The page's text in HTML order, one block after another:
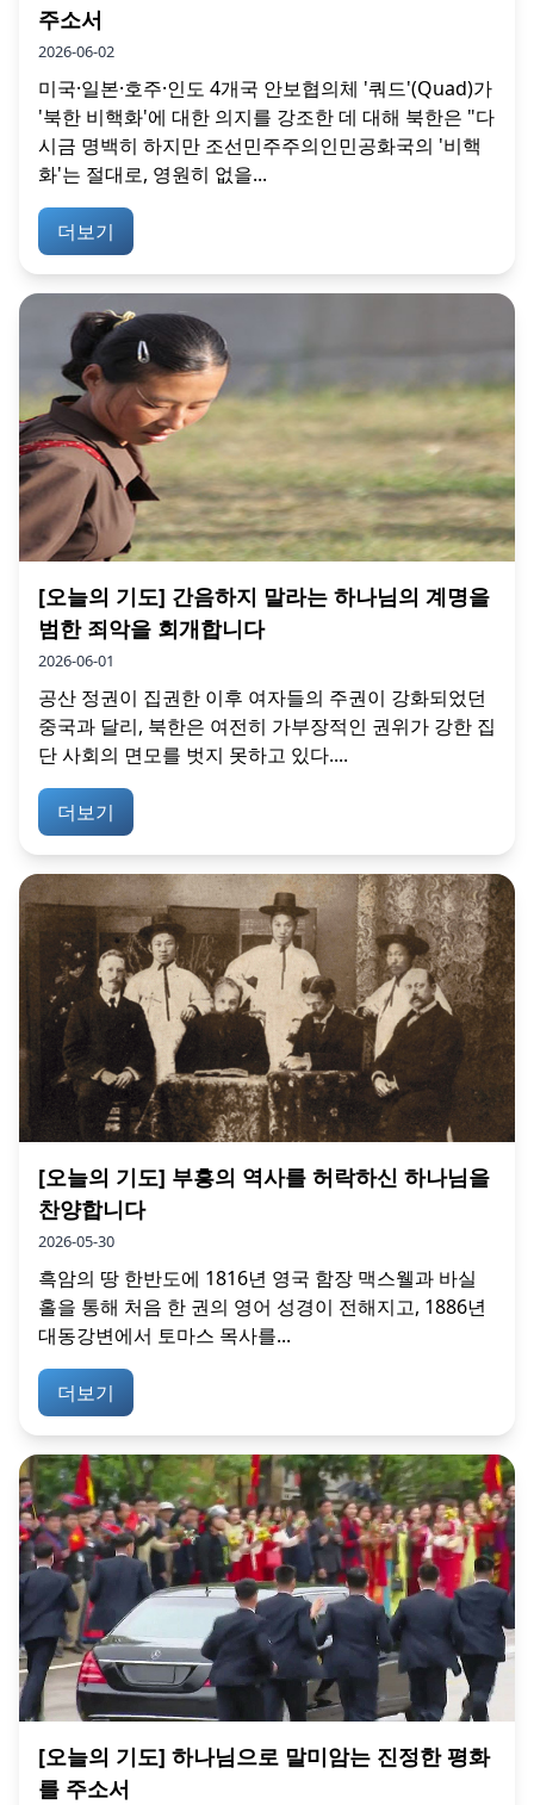
주소서
2026-06-02
미국·일본·호주·인도 4개국 안보협의체 '쿼드'(Quad)가
'북한 비핵화'에 대한 의지를 강조한 데 대해 북한은 "다
시금 명백히 하지만 조선민주주의인민공화국의 '비핵
화'는 절대로, 영원히 없을...
더보기
[오늘의 기도] 간음하지 말라는 하나님의 계명을
범한 죄악을 회개합니다
2026-06-01
공산 정권이 집권한 이후 여자들의 주권이 강화되었던
중국과 달리, 북한은 여전히 가부장적인 권위가 강한 집
단 사회의 면모를 벗지 못하고 있다....
더보기
[오늘의 기도] 부흥의 역사를 허락하신 하나님을
찬양합니다
2026-05-30
흑암의 땅 한반도에 1816년 영국 함장 맥스웰과 바실
홀을 통해 처음 한 권의 영어 성경이 전해지고, 1886년
대동강변에서 토마스 목사를...
더보기
[오늘의 기도] 하나님으로 말미암는 진정한 평화
를 주소서